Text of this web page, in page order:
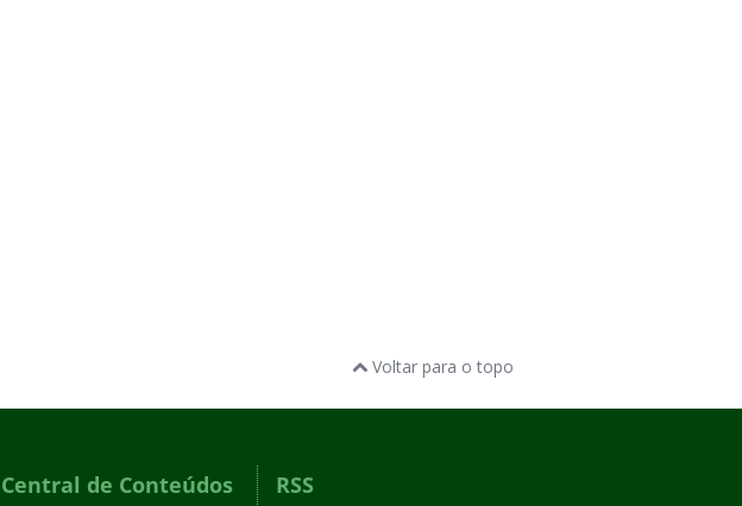
Voltar para o topo
Central de Conteúdos RSS